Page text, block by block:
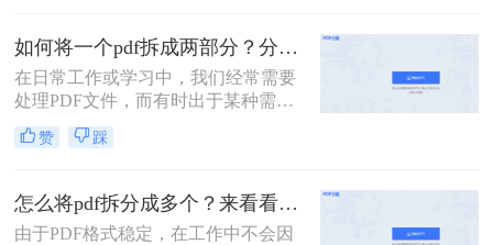
如何拆分成多个文件呢？本文将详细
介绍几种常用的PDF拆分方法，帮助
您轻松实现PDF文件的分割。
如何将一个pdf拆成两部分？分享这三个轻松拆分方法！
在日常工作或学习中，我们经常需要
处理PDF文件，而有时出于某种需
要，我们可能希望将一个较大的PDF
文件拆分成几个较小的部分。那么如
些常用的方法，帮助您轻松实现将一
个PDF拆成两部分的目标。
赞 踩
怎么将pdf拆分成多个？来看看这几个PDF拆分方法！
由于PDF格式稳定，在工作中不会因